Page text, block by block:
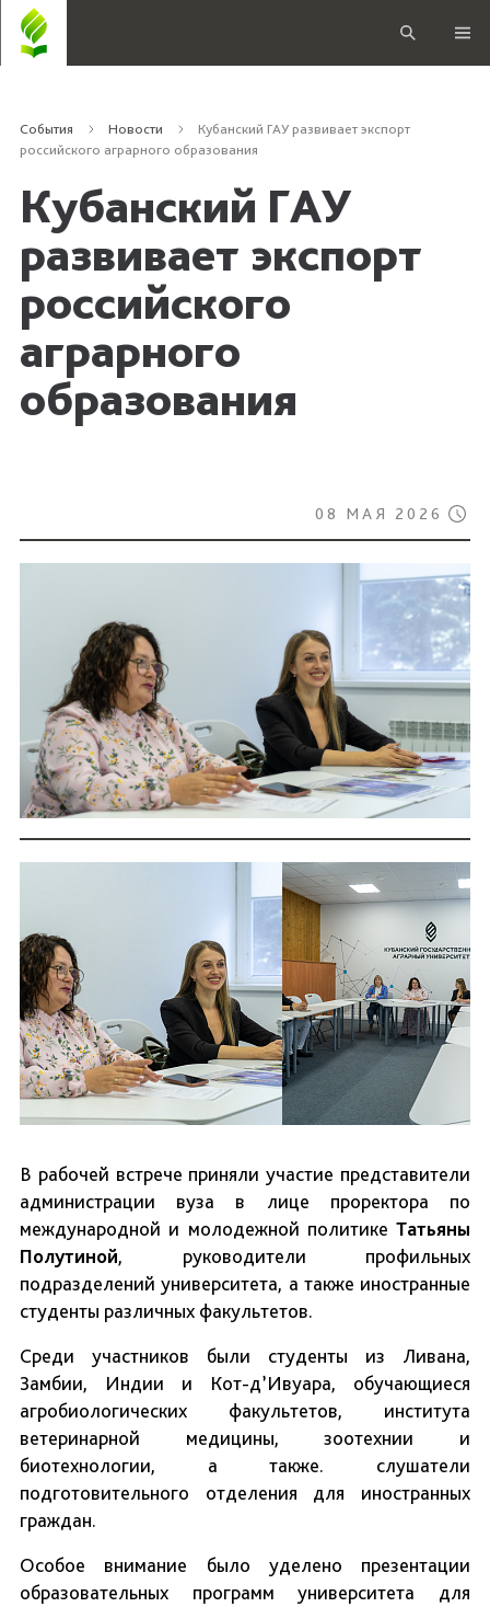
События Новости
Кубанский ГАУ развивает экспорт
российского аграрного образования
Кубанский ГАУ
развивает экспорт
российского
аграрного
образования
08 МАЯ 2026
В рабочей встрече приняли участие представители
администрации вуза в лице проректора по
международной и молодежной политике Татьяны
Полутиной, руководители профильных
подразделений университета, а также иностранные
студенты различных факультетов.
Среди участников были студенты из Ливана,
Замбии, Индии и Кот-д’Ивуара, обучающиеся
агробиологических факультетов, института
ветеринарной медицины, зоотехнии и
биотехнологии, а также. слушатели
подготовительного отделения для иностранных
граждан.
Особое внимание было уделено презентации
образовательных программ университета для